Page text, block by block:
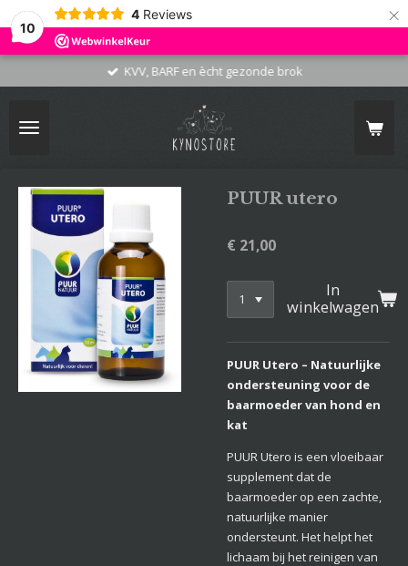
10
4 Reviews ×
KVV, BARF en ècht gezonde brok
PUUR utero
€ 21,00
In
winkelwagen
PUUR Utero – Natuurlijke
ondersteuning voor de
baarmoeder van hond en
kat
PUUR Utero is een vloeibaar
supplement dat de
baarmoeder op een zachte,
natuurlijke manier
ondersteunt. Het helpt het
lichaam bij het reinigen van